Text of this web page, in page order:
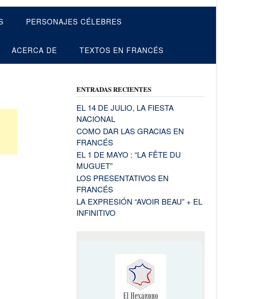
PERSONAJES CÉLEBRES
ACERCA DE TEXTOS EN FRANCÉS
ENTRADAS RECIENTES
EL 14 DE JULIO, LA FIESTA
NACIONAL
COMO DAR LAS GRACIAS EN
FRANCÉS
EL 1 DE MAYO : “LA FÊTE DU
MUGUET”
LOS PRESENTATIVOS EN
FRANCÉS
LA EXPRESIÓN “AVOIR BEAU” + EL
INFINITIVO